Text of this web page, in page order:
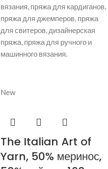
вязания, пряжа для кардиганов,
пряжа для джемперов, пряжа
для свитеров, дизайнерская
пряжа, пряжа для ручного и
машинного вязания.
New
The Italian Art of
Yarn, 50% меринос,